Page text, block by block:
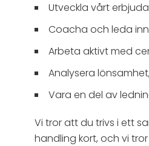
Utveckla vårt
Coacha och leda
Arbeta aktivt med
Analysera
Vara en del av
Vi tror att du trivs i ett
handling kort, och vi